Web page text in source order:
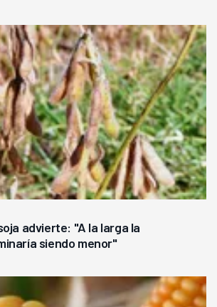
advierte: "A la larga la
siendo menor"